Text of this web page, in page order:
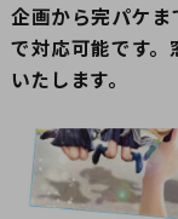
企画から完パケ
で対応可能です
いたします。